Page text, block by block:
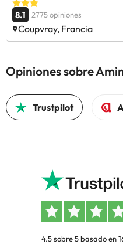
8.1 2775 opiniones
Coupvray, Francia
Opiniones sobre
Trustpilot
4.5 sobre 5 basado en